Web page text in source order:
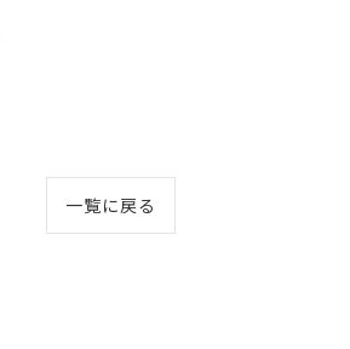
一覧に戻る